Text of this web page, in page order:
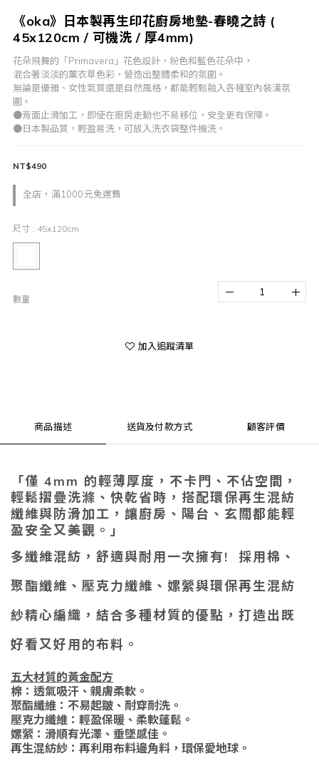
《oka》日本製再生印花廚房地墊-春曉之詩 (
45x120cm / 可機洗 / 厚4mm)
花朵飛舞的「Primavera」花色設計，粉色和藍色花朵中，
混合著淡淡的薰衣草色彩，營造出整體柔和的氛圍。
無論是優雅、女性氣質還是自然風格，都能輕鬆融入各種室內裝潢氛
圍。
●背面止滑加工，即使在廚房走動也不易移位，安全更有保障。
●日本製品質，輕盈易洗，可放入洗衣袋整件機洗。
全店，滿1000元免運費
NT$490
尺寸 : 45x120cm
數量
加入追蹤清單
商品描述 送貨及付款方式 顧客評價
「僅 4mm 的輕薄厚度，不卡門、不佔空間，
輕鬆摺疊洗滌、快乾省時，搭配環保再生混紡
纖維與防滑加工，讓廚房、陽台、玄關都能輕
盈安全又美觀。」
多纖維混紡，舒適與耐用一次擁有! 採用棉、
聚酯纖維、壓克力纖維、嫘縈與環保再生混紡
紗精心編織，結合多種材質的優點，打造出既
好看又好用的布料。
五大材質的黃金配方
棉：透氣吸汗、親膚柔軟。
聚酯纖維：不易起皺、耐穿耐洗。
壓克力纖維：輕盈保暖、柔軟蓬鬆。
嫘縈：滑順有光澤、垂墜感佳。
再生混紡紗：再利用布料邊角料，環保愛地球。